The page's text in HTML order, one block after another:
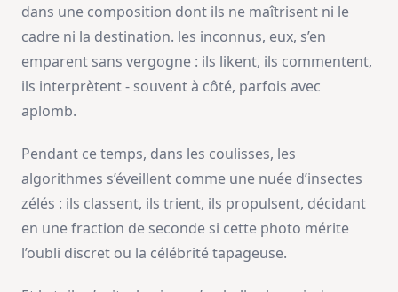
dans une composition dont ils ne maîtrisent ni le
cadre ni la destination. les inconnus, eux, s’en
emparent sans vergogne : ils likent, ils commentent,
ils interprètent - souvent à côté, parfois avec
aplomb.
Pendant ce temps, dans les coulisses, les
algorithmes s’éveillent comme une nuée d’insectes
zélés : ils classent, ils trient, ils propulsent, décidant
en une fraction de seconde si cette photo mérite
l’oubli discret ou la célébrité tapageuse.